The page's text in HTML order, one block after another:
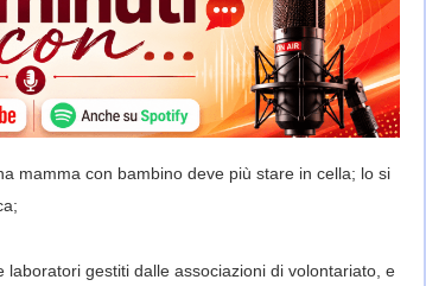
mamma con bambino deve più stare in cella; lo si
laboratori gestiti dalle associazioni di volontariato, e